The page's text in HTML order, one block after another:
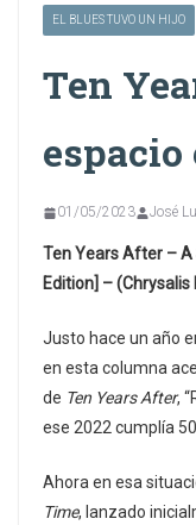
EL BLUES TUVO UN HIJO
Ten
01/05/2023 José
Ten Years After –
Edition] –
Justo hace un año
en esta columna
de Ten Years After,
ese 2022 cumplía
Ahora en esa
Time, lanzado